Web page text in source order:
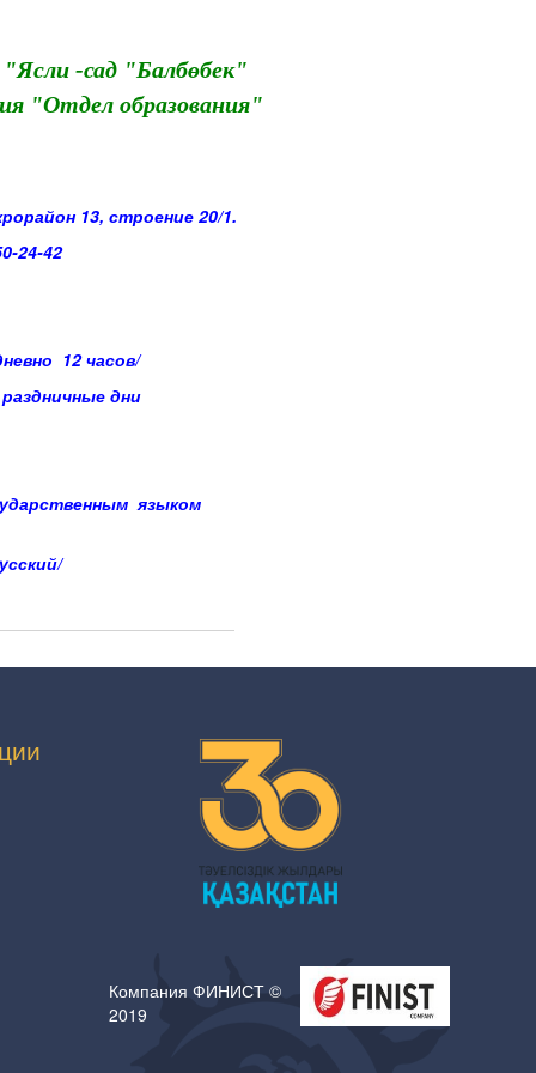
"Ясли -сад "Балбөбек"
"Отдел образования"
13, строение 20/1.
42
12 часов/
дни
языком
Компания ФИНИСТ ©
2019